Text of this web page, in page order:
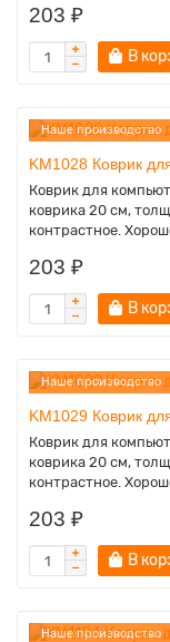
203 ₽
В
Наше производство
KM1028 Коврик
Коврик для
коврика 20 см,
контрастное.
203 ₽
В
Наше производство
KM1029 Коврик
Коврик для
коврика 20 см,
контрастное.
203 ₽
В
Наше производство